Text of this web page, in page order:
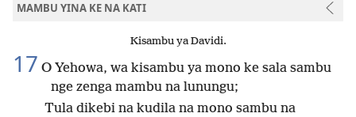
MAMBU YINA KE NA KATI
Kisambu ya Davidi.
17 O Yehowa, wa kisambu ya mono ke sala sambu
nge zenga mambu na lunungu;
Tula dikebi na kudila na mono sambu na